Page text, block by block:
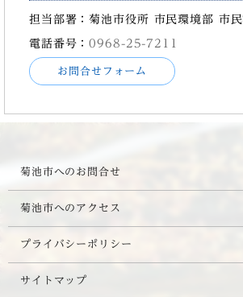
担当部署：菊池市役所 市民環境部 市
電話番号：0968-25-7211
お問合せフォーム
菊池市へのお問合せ
菊池市へのアクセス
プライバシーポリシー
サイトマップ